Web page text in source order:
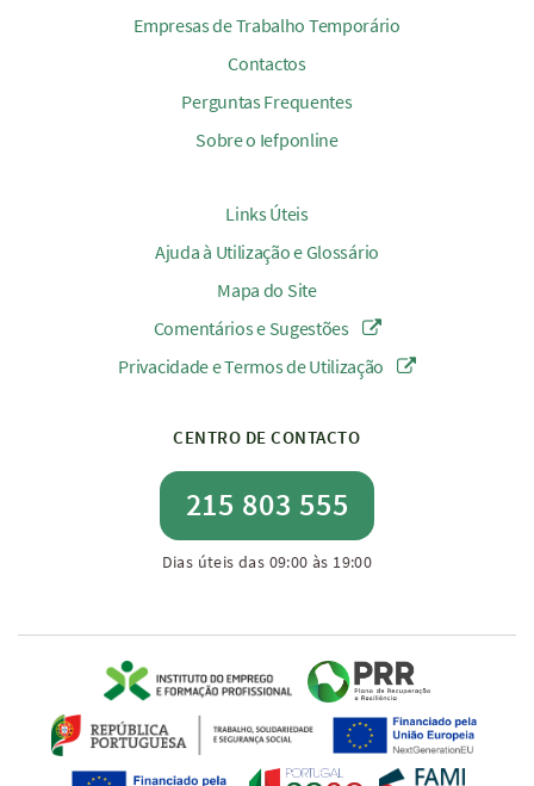
Empresas de Trabalho Temporário
Contactos
Perguntas Frequentes
Sobre o Iefponline
Links Úteis
Ajuda à Utilização e Glossário
Mapa do Site
Comentários e Sugestões
Privacidade e Termos de Utilização
CENTRO DE CONTACTO
215 803 555
Dias úteis das 09:00 às 19:00